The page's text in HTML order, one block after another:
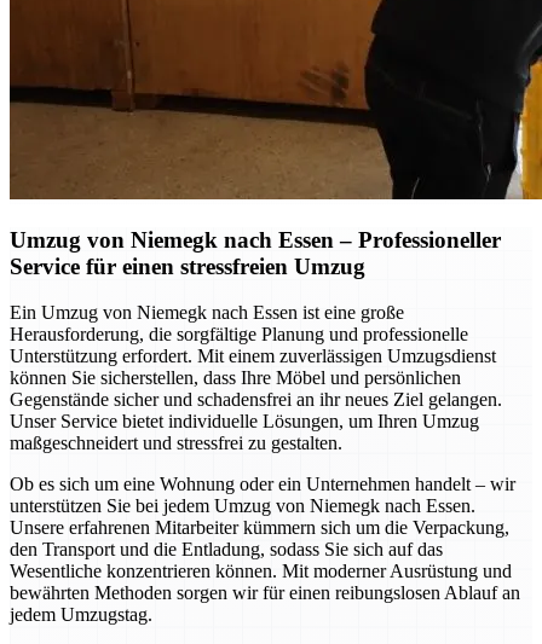
Umzug von Niemegk nach Essen – Professioneller
Service für einen stressfreien Umzug
Ein Umzug von Niemegk nach Essen ist eine große
Herausforderung, die sorgfältige Planung und professionelle
Unterstützung erfordert. Mit einem zuverlässigen Umzugsdienst
können Sie sicherstellen, dass Ihre Möbel und persönlichen
Gegenstände sicher und schadensfrei an ihr neues Ziel gelangen.
Unser Service bietet individuelle Lösungen, um Ihren Umzug
maßgeschneidert und stressfrei zu gestalten.
Ob es sich um eine Wohnung oder ein Unternehmen handelt – wir
unterstützen Sie bei jedem Umzug von Niemegk nach Essen.
Unsere erfahrenen Mitarbeiter kümmern sich um die Verpackung,
den Transport und die Entladung, sodass Sie sich auf das
Wesentliche konzentrieren können. Mit moderner Ausrüstung und
bewährten Methoden sorgen wir für einen reibungslosen Ablauf an
jedem Umzugstag.